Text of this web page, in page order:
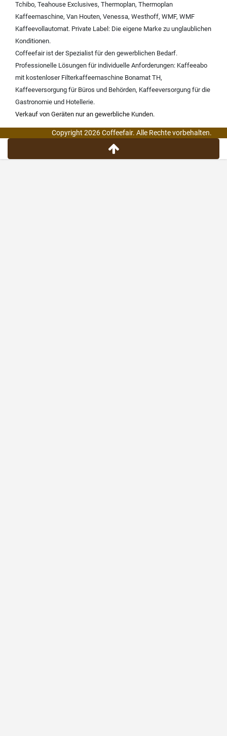
Tchibo, Teahouse Exclusives, Thermoplan, Thermoplan
Kaffeemaschine, Van Houten, Venessa, Westhoff, WMF, WMF
Kaffeevollautomat. Private Label: Die eigene Marke zu unglaublichen
Konditionen.
Coffeefair ist der Spezialist für den gewerblichen Bedarf.
Professionelle Lösungen für individuelle Anforderungen: Kaffeeabo
mit kostenloser Filterkaffeemaschine Bonamat TH,
Kaffeeversorgung für Büros und Behörden, Kaffeeversorgung für die
Gastronomie und Hotellerie.
Verkauf von Geräten nur an gewerbliche Kunden.
Copyright 2026 Coffeefair. Alle Rechte vorbehalten.